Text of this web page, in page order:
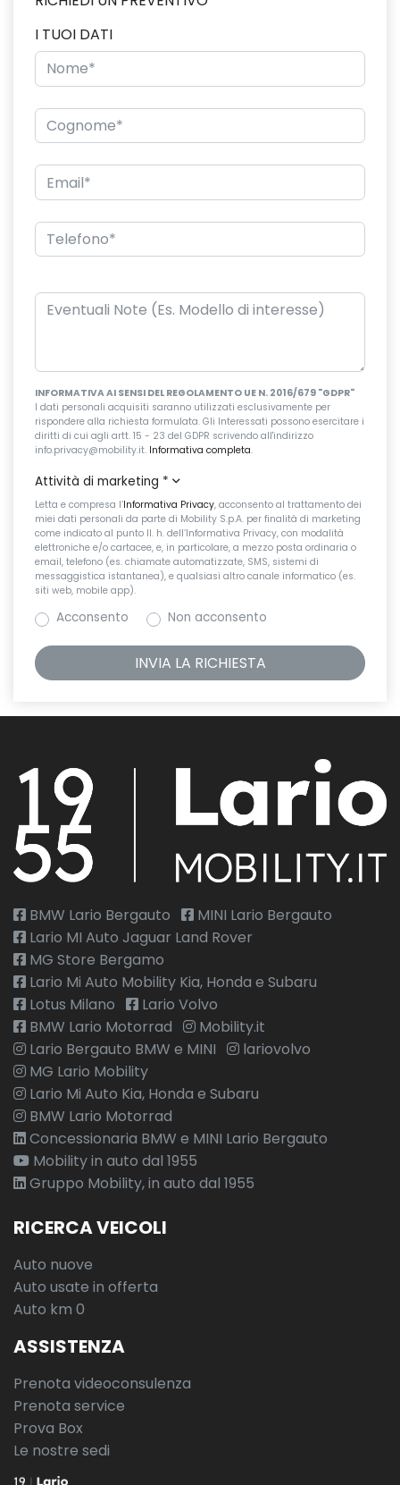
I TUOI DATI
INFORMATIVA AI SENSI DEL REGOLAMENTO UE N. 2016/679 "GDPR"
I dati personali acquisiti saranno utilizzati esclusivamente per
rispondere alla richiesta formulata. Gli Interessati possono esercitare i
diritti di cui agli artt. 15 - 23 del GDPR scrivendo all'indirizzo
info.privacy@mobility.it. Informativa completa.
Attività di marketing *
Letta e compresa l’Informativa Privacy, acconsento al trattamento dei
miei dati personali da parte di Mobility S.p.A. per finalità di marketing
come indicato al punto II. h. dell’Informativa Privacy, con modalità
elettroniche e/o cartacee, e, in particolare, a mezzo posta ordinaria o
email, telefono (es. chiamate automatizzate, SMS, sistemi di
messaggistica istantanea), e qualsiasi altro canale informatico (es.
siti web, mobile app).
Acconsento Non acconsento
BMW Lario Bergauto
MINI Lario Bergauto
Lario MI Auto Jaguar Land Rover
MG Store Bergamo
Lario Mi Auto Mobility Kia, Honda e Subaru
Lotus Milano
Lario Volvo
BMW Lario Motorrad
Mobility.it
Lario Bergauto BMW e MINI
lariovolvo
MG Lario Mobility
Lario Mi Auto Kia, Honda e Subaru
BMW Lario Motorrad
Concessionaria BMW e MINI Lario Bergauto
Mobility in auto dal 1955
Gruppo Mobility, in auto dal 1955
RICERCA VEICOLI
Auto nuove
Auto usate in offerta
Auto km 0
ASSISTENZA
Prenota videoconsulenza
Prenota service
Prova Box
Le nostre sedi